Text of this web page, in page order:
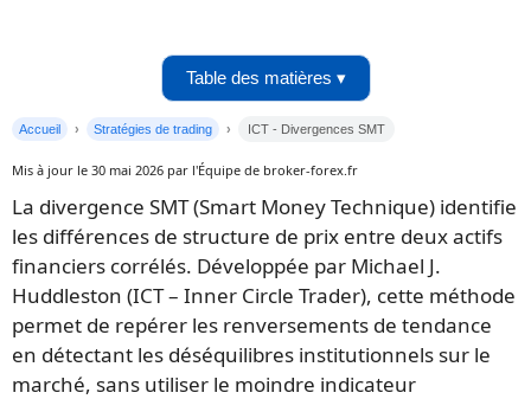
Table des matières ▾
Accueil Stratégies de trading ICT - Divergences SMT
Mis à jour le 30 mai 2026 par l'Équipe de broker-forex.fr
La divergence SMT (Smart Money Technique) identifie
les différences de structure de prix entre deux actifs
financiers corrélés. Développée par Michael J.
Huddleston (ICT – Inner Circle Trader), cette méthode
permet de repérer les renversements de tendance
en détectant les déséquilibres institutionnels sur le
marché, sans utiliser le moindre indicateur